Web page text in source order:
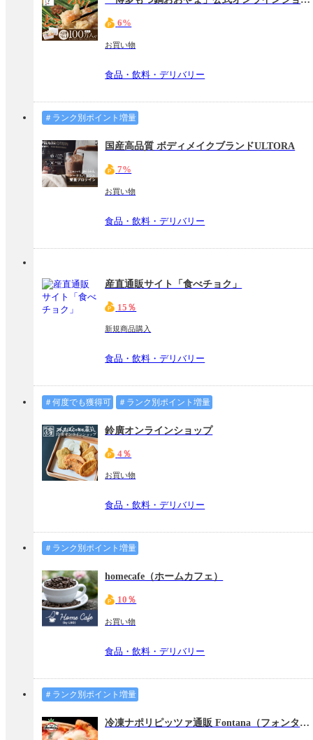
6%
お買い物
食品・飲料・デリバリー
＃ランク別ポイント増量
国産高品質 ボディメイクブランドULTORA
7%
お買い物
食品・飲料・デリバリー
産直通販サイト「食べチョク」
15％
新規商品購入
食品・飲料・デリバリー
＃何度でも獲得可 ＃ランク別ポイント増量
鈴廣オンラインショップ
4％
お買い物
食品・飲料・デリバリー
＃ランク別ポイント増量
homecafe（ホームカフェ）
10％
お買い物
食品・飲料・デリバリー
＃ランク別ポイント増量
冷凍ナポリピッツァ通販 Fontana（フォンターナ）